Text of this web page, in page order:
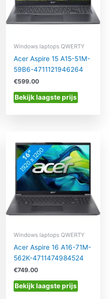
Windows laptops QWERTY
Acer Aspire 15 A15-51M-
59B6-4711121946264
€599.00
Bekijk laagste prijs
Windows laptops QWERTY
Acer Aspire 16 A16-71M-
562K-4711474984524
€749.00
Bekijk laagste prijs